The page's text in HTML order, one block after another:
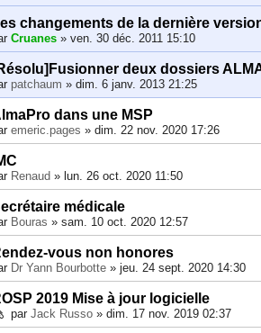
changements de la dernière
Cruanes » ven. 30 déc. 2011 15:10
deux dossiers
patchaum » dim. 6 janv. 2013 21:25
dans une MSP
emeric.pages » dim. 22 nov. 2020 17:26
Renaud » lun. 26 oct. 2020 11:50
médicale
Bouras » sam. 10 oct. 2020 12:57
vous non honores
Dr Yann Bourbotte » jeu. 24 sept. 2020 14:30
2019 Mise à jour logicielle
par Jack Russo » dim. 17 nov. 2019 02:37